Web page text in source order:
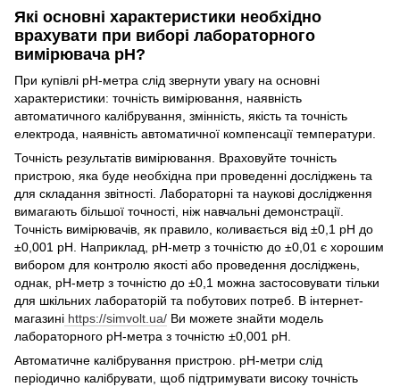
Які основні характеристики необхідно
врахувати при виборі лабораторного
вимірювача рН?
При купівлі рН-метра слід звернути увагу на основні
характеристики: точність вимірювання, наявність
автоматичного калібрування, змінність, якість та точність
електрода, наявність автоматичної компенсації температури.
Точність результатів вимірювання. Враховуйте точність
пристрою, яка буде необхідна при проведенні досліджень та
для складання звітності. Лабораторні та наукові дослідження
вимагають більшої точності, ніж навчальні демонстрації.
Точність вимірювачів, як правило, коливається від ±0,1 рН до
±0,001 рН. Наприклад, рН-метр з точністю до ±0,01 є хорошим
вибором для контролю якості або проведення досліджень,
однак, рН-метр з точністю до ±0,1 можна застосовувати тільки
для шкільних лабораторій та побутових потреб. В інтернет-
магазині https://simvolt.ua/ Ви можете знайти модель
лабораторного рН-метра з точністю ±0,001 рН.
Автоматичне калібрування пристрою. рН-метри слід
періодично калібрувати, щоб підтримувати високу точність